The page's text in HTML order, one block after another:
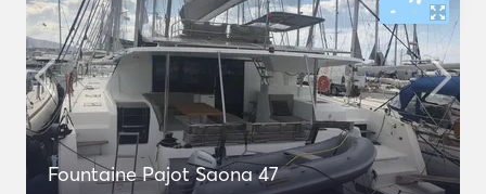
Fountaine Pajot Saona 47